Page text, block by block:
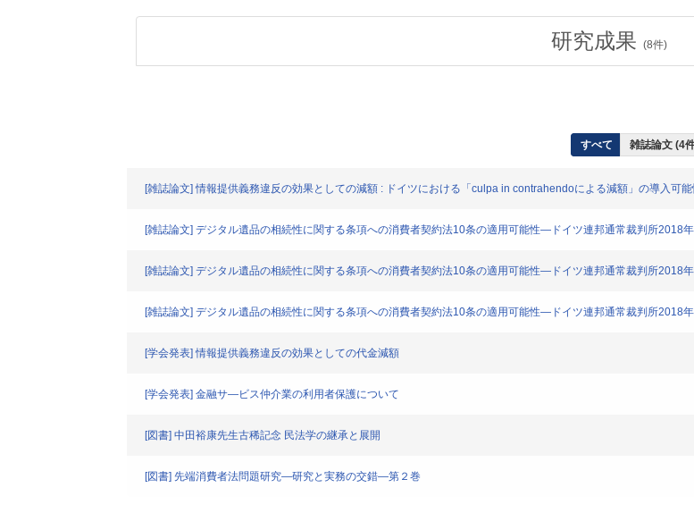
研究成果 (8件)
すべて 雑誌論文 (4
[雑誌論文] 情報提供義務違反の効果としての減額 : ドイツにおける「culpa in contrahendoによる減額」の導入可能
[雑誌論文] デジタル遺品の相続性に関する条項への消費者契約法10条の適用可能性―ドイツ連邦通常裁判所2018
[雑誌論文] デジタル遺品の相続性に関する条項への消費者契約法10条の適用可能性―ドイツ連邦通常裁判所2018
[雑誌論文] デジタル遺品の相続性に関する条項への消費者契約法10条の適用可能性―ドイツ連邦通常裁判所2018
[学会発表] 情報提供義務違反の効果としての代金減額
[学会発表] 金融サ―ビス仲介業の利用者保護について
[図書] 中田裕康先生古稀記念 民法学の継承と展開
[図書] 先端消費者法問題研究―研究と実務の交錯―第２巻